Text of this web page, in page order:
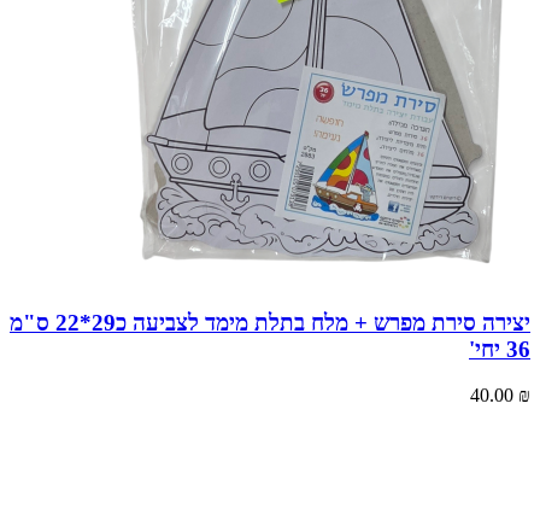
יצירה סירת מפרש + מלח בתלת מימד לצביעה כ29*22 ס"מ
36 יחי'
40.00 ₪